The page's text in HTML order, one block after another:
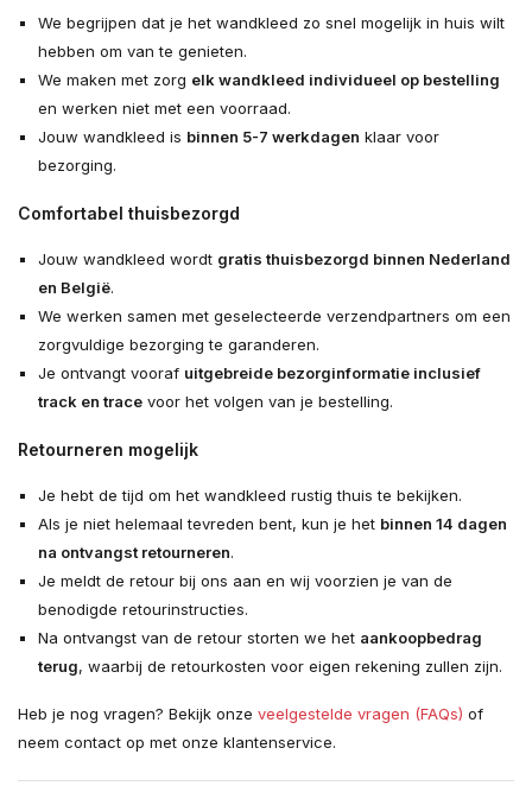
We begrijpen dat je het wandkleed zo snel mogelijk in huis wilt
hebben om van te genieten.
We maken met zorg elk wandkleed individueel op bestelling
en werken niet met een voorraad.
Jouw wandkleed is binnen 5-7 werkdagen klaar voor
bezorging.
Comfortabel thuisbezorgd
Jouw wandkleed wordt gratis thuisbezorgd binnen Nederland
en België.
We werken samen met geselecteerde verzendpartners om een
zorgvuldige bezorging te garanderen.
Je ontvangt vooraf uitgebreide bezorginformatie inclusief
track en tracevoor het volgen van je bestelling.
Retourneren mogelijk
Je hebt de tijd om het wandkleed rustig thuis te bekijken.
Als je niet helemaal tevreden bent, kun je het binnen 14 dagen
na ontvangst retourneren.
Je meldt de retour bij ons aan en wij voorzien je van de
benodigde retourinstructies.
Na ontvangst van de retour storten we het aankoopbedrag
terug, waarbij de retourkosten voor eigen rekening zullen zijn.
Heb je nog vragen? Bekijk onze veelgestelde vragen (FAQs) of
neem contact op met onze klantenservice.